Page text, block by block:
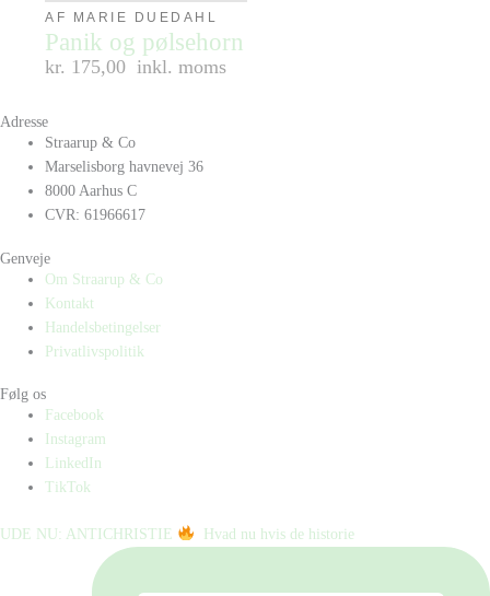
AF MARIE DUEDAHL
Panik og pølsehorn
kr. 175,00 inkl. moms
Adresse
Straarup & Co
Marselisborg havnevej 36
8000 Aarhus C
CVR: 61966617
Genveje
Om Straarup & Co
Kontakt
Handelsbetingelser
Privatlivspolitik
Følg os
Facebook
Instagram
LinkedIn
TikTok
UDE NU: ANTICHRISTIE ⁠ ⁠ Hvad nu hvis de historie